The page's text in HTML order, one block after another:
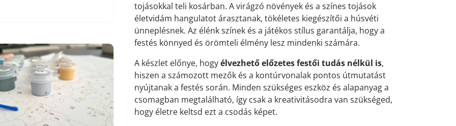
7.
médiafájl
megnyitása
galérianézetben
tojásokkal teli kosárban. A virágzó növények és a színes tojások
életvidám hangulatot árasztanak, tökéletes kiegészítői a húsvéti
ünneplésnek. Az élénk színek és a játékos stílus garantálja, hogy a
festés könnyed és örömteli élmény lesz mindenki számára.
A készlet előnye, hogyélvezhető előzetes festői tudás nélkül is,
hiszen a számozott mezők és a kontúrvonalak pontos útmutatást
nyújtanak a festés során. Minden szükséges eszköz és alapanyag a
csomagban megtalálható, így csak a kreativitásodra van szükséged,
hogy életre keltsd ezt a csodás képet.